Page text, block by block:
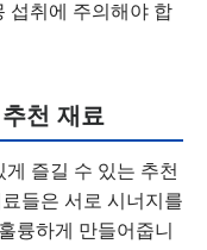
섭취에 주의해야 합
천 재료
즐길 수 있는 추천
들은 서로 시너지를
륭하게 만들어줍니